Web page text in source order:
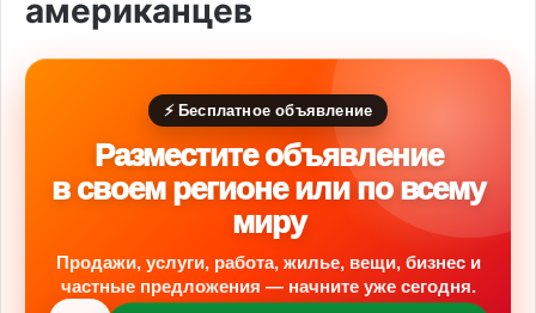
американцев
⚡ Бесплатное объявление
Разместите объявление
в своем регионе или по всему
миру
Продажи, услуги, работа, жилье, вещи, бизнес и
частные предложения — начните уже сегодня.